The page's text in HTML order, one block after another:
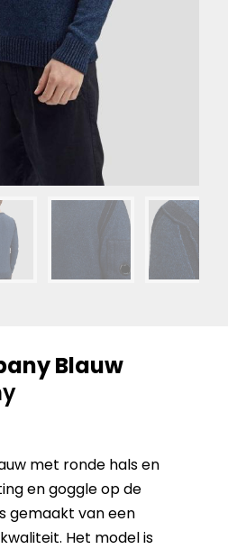
Blauw
met ronde hals en
en goggle op de
gemaakt van een
Het model is